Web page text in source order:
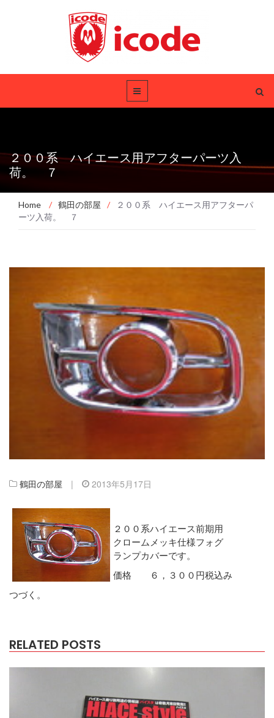
２００系 ハイエース用アフターパーツ入
荷。 ７
Home / 鶴田の部屋 /
２００系 ハイエース用アフターパ
ーツ入荷。 ７
鶴田の部屋 | 2013年5月17日
２００系ハイエース前期用
クロームメッキ仕様フォグ
ランプカバーです。
価格 ６，３００円税込み
つづく。
RELATED POSTS